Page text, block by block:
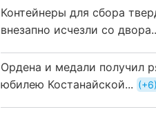
Контейнеры для сбора
внезапно исчезли со
Ордена и медали получил
юбилею Костанайской...
+6